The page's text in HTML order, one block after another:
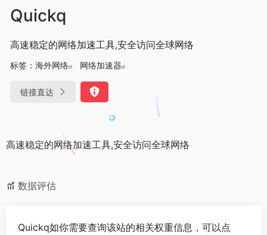
Quickq
高速稳定的网络加速工具,安全访问全球网络
标签： 海外网络 网络加速器
链接直达
高速稳定的网络加速工具,安全访问全球网络
数据评估
Quickq如你需要查询该站的相关权重信息，可以点